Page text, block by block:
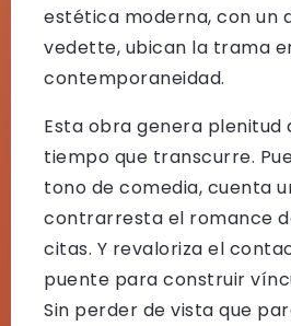
estética moderna, con un
vedette, ubican la trama
contemporaneidad.
Esta obra genera plenitud
tiempo que transcurre.
tono de comedia, cuenta
contrarresta el romance
citas. Y revaloriza el
puente para construir
Sin perder de vista que